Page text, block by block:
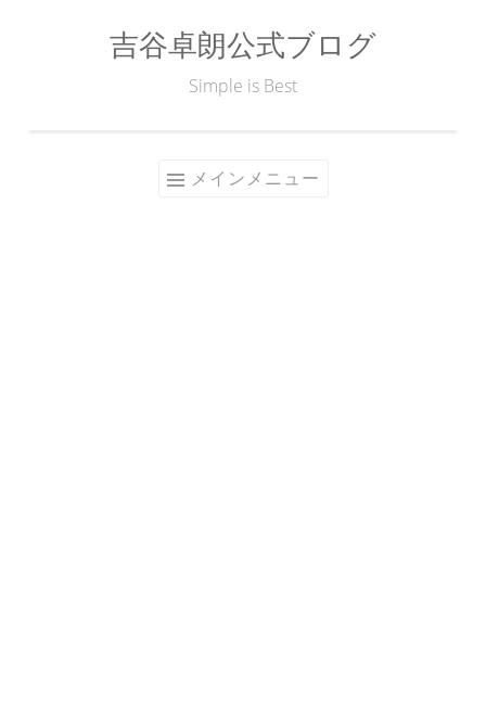
吉谷卓朗公式ブログ
Simple is Best
メインメニュー